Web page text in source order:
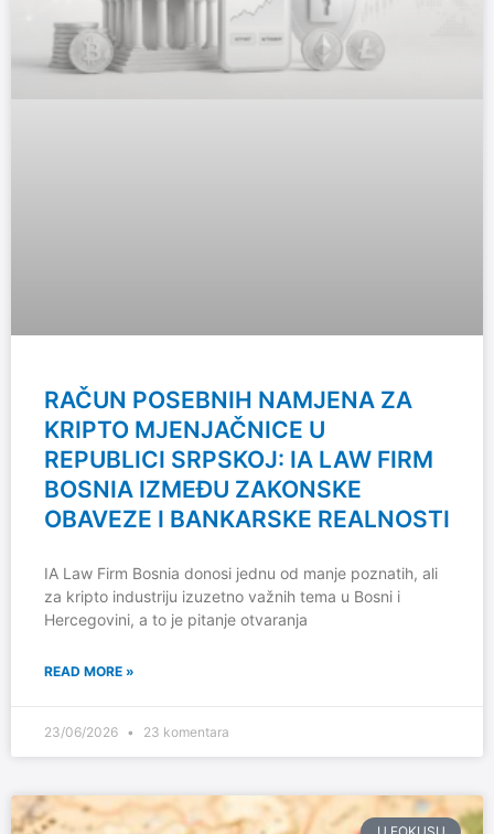
RAČUN POSEBNIH NAMJENA ZA
KRIPTO MJENJAČNICE U
REPUBLICI SRPSKOJ: IA LAW FIRM
BOSNIA IZMEĐU ZAKONSKE
OBAVEZE I BANKARSKE REALNOSTI
IA Law Firm Bosnia donosi jednu od manje poznatih, ali
za kripto industriju izuzetno važnih tema u Bosni i
Hercegovini, a to je pitanje otvaranja
READ MORE »
23/06/2026 23 komentara